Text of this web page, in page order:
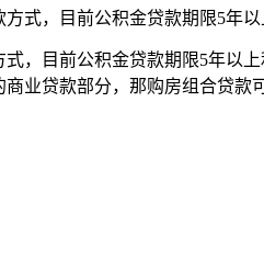
式，目前公积金贷款期限5年
，目前公积金贷款期限5年以
业贷款部分，那购房组合贷